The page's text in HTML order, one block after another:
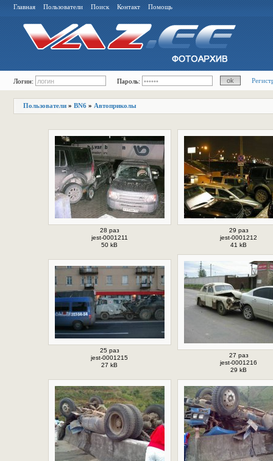
Главная Пользователи Поиск Контакт Помощь
Логин: Пароль:
Пользователи » BN6 » Автоприколы
28 раз
jest-0001211
50 kB
29 раз
jest-0001212
41 kB
25 раз
jest-0001215
27 kB
27 раз
jest-0001216
29 kB